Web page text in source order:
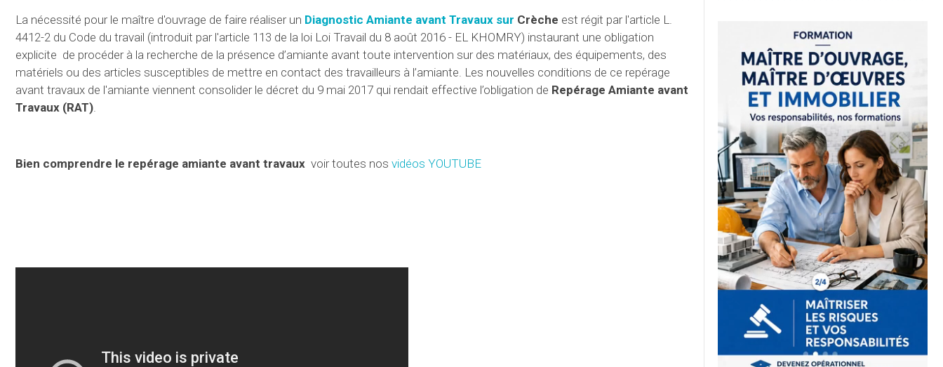
La nécessité pour le maître d'ouvrage de faire réaliser un Diagnostic Amiante avant Travaux sur Crèche est régit par l'article L.
4412-2 du Code du travail (introduit par l'article 113 de la loi Loi Travail du 8 août 2016 - EL KHOMRY) instaurant une obligation
explicite de procéder à la recherche de la présence d’amiante avant toute intervention sur des matériaux, des équipements, des
matériels ou des articles susceptibles de mettre en contact des travailleurs à l’amiante. Les nouvelles conditions de ce repérage
avant travaux de l'amiante viennent consolider le décret du 9 mai 2017 qui rendait effective l’obligation de Repérage Amiante avant
Travaux (RAT).
Bien comprendre le repérage amiante avant travaux voir toutes nos vidéos YOUTUBE